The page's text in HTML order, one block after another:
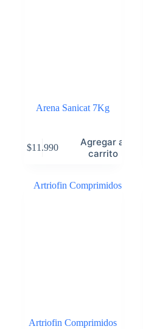
Arena Sanicat 7Kg
$11.990
Agregar al
carrito
Artriofin Comprimidos